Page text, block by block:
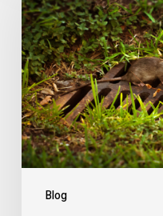
Blog
presión:
cómo
las
plagas
aprovechan
el
alcantarillado
urbano